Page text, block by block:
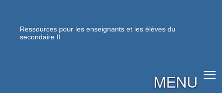
Ressources pour les enseignants et les élèves du
secondaire II.
MENU